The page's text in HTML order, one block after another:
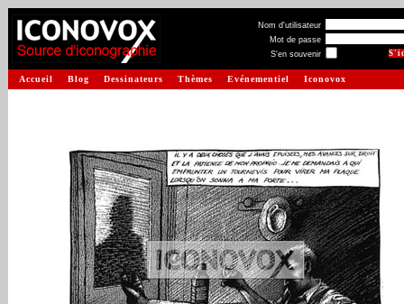
Nom d'utilisateur
Mot de passe
S'en souvenir
Accueil Blog Dessinateurs Thèmes Evénementiel Iconovox